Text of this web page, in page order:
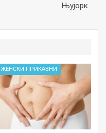
Њујорк
ЖЕНСКИ ПРИКАЗНИ